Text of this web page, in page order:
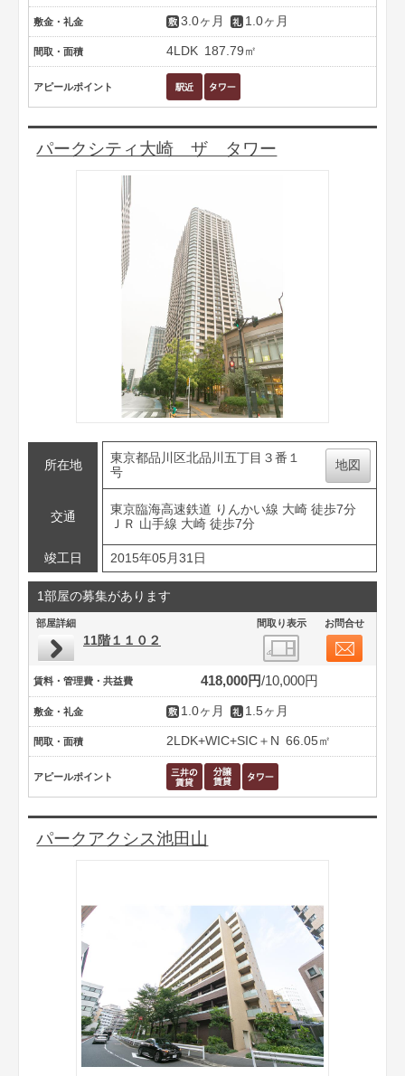
敷金・礼金 3.0ヶ月 1.0ヶ月
間取・面積 4LDK 187.79㎡
アピールポイント
パークシティ大崎 ザ タワー
所在地
東京都品川区北品川五丁目３番１
号
地図
交通
東京臨海高速鉄道 りんかい線 大崎 徒歩7分
ＪＲ 山手線 大崎 徒歩7分
竣工日 2015年05月31日
1部屋の募集があります
部屋詳細 間取り表示 お問合せ
11階１１０２
賃料・管理費・共益費 418,000円 10,000円
敷金・礼金 1.0ヶ月 1.5ヶ月
間取・面積 2LDK+WIC+SIC＋N 66.05㎡
アピールポイント
パークアクシス池田山